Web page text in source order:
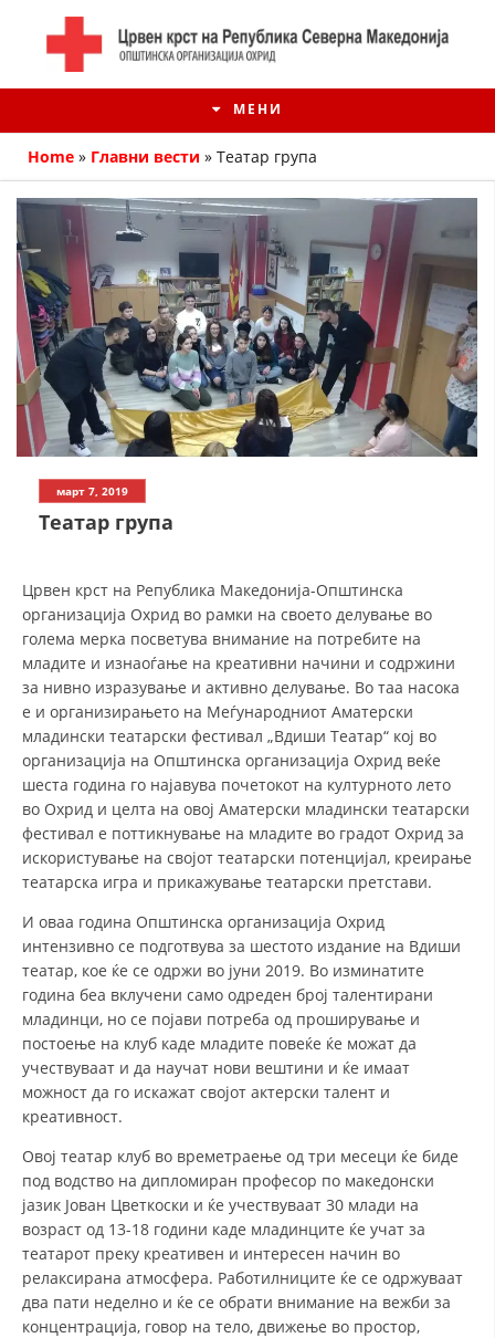
МЕНИ
ИСТОРИЈАТ НА ЦКРМ
ИСТОРИЈАТ НА ДВИЖЕЊЕТО
СТРУКТУРА НА ОРГАНИЗАЦИЈАТА
ЧЛЕНСТВО ВО ПРОФЕСИОНАЛНИ ТЕЛА
ЗАКОН ЗА ЦКРМ
СТАТУТ НА ЦКРМ
ОРГАНИЗАЦИЈА И РАЗВОЈ
СТРУКТУРА И ОРГАНИЗАЦИОНА ПОСТАВЕНОСТ
ДИСЕМИНАЦИЈА
MЕЃУНАРОДНО ХУМАНИТАРНО ПРАВО
ПРОМОЦИЈА НА ХУМАНИ ВРЕДНОСТИ
СОЦИЈАЛНО ХУМАНИТАРНА ДЕЈНОСТ
КАКО ДА ДОНИРАТЕ
ПОДГОТВЕНОСТ И ДЕЈСТВО ПРИ КАТАСТРОФИ
ТИМОВИ НА ООЦК ОХРИД
Home » Главни вести » Театар група
март 7, 2019
Театар група
Црвен крст на Република Македонија-Општинска
организација Охрид во рамки на своето делување во
голема мерка посветува внимание на потребите на
младите и изнаоѓање на креативни начини и содржини
за нивно изразување и активно делување. Во таа насока
е и организирањето на Меѓународниот Аматерски
младински театарски фестивал „Вдиши Театар“ кој во
организација на Општинска организација Охрид веќе
шеста година го најавува почетокот на културното лето
во Охрид и целта на овој Аматерски младински театарски
фестивал е поттикнување на младите во градот Охрид за
искористување на својот театарски потенцијал, креирање
театарска игра и прикажување театарски претстави.
И оваа година Општинска организација Охрид
интензивно се подготвува за шестото издание на Вдиши
театар, кое ќе се одржи во јуни 2019. Во изминатите
година беа вклучени само одреден број талентирани
младинци, но се појави потреба од проширување и
постоење на клуб каде младите повеќе ќе можат да
учествуваат и да научат нови вештини и ќе имаат
можност да го искажат својот актерски талент и
креативност.
Овој театар клуб во времетраење од три месеци ќе биде
под водство на дипломиран професор по македонски
јазик Јован Цветкоски и ќе учествуваат 30 млади на
возраст од 13-18 години каде младинците ќе учат за
театарот преку креативен и интересен начин во
релаксирана атмосфера. Работилниците ќе се одржуваат
два пати неделно и ќе се обрати внимание на вежби за
концентрација, говор на тело, движење во простор,